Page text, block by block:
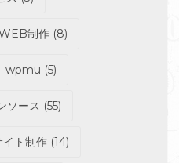
制作 (8)
wpmu (5)
ソース (55)
イト制作 (14)